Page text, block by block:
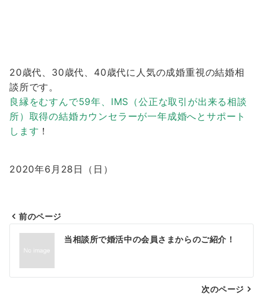
20歳代、30歳代、40歳代に人気の成婚重視の結婚相
談所です。
良縁をむすんで59年、IMS（公正な取引が出来る相談
所）取得の結婚カウンセラーが一年成婚へとサポート
します ！
2020年6月28日（日）
投
ナ
前のページ
当相談所で婚活中の会員さまからのご紹介！
次のページ